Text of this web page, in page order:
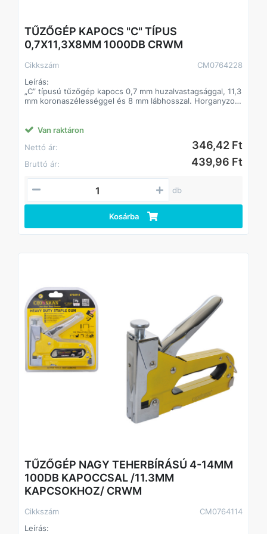
TŰZŐGÉP KAPOCS "C" TÍPUS
0,7X11,3X8MM 1000DB CRWM
Cikkszám
CM0764228
Leírás:
„C” típusú tűzőgép kapocs 0,7 mm huzalvastagsággal, 11,3
mm koronaszélességgel és 8 mm lábhosszal. Horganyzott
Alkalmazás:
- Fa és könnyű szerkezeti anyagok rögzítése
- Általános rögzítési munkák
Előnyök:
- 0,7 mm huzalvastagság
- 11,3 mm koronaszélesség
- Q195 acél alapanyag
Koronaszélesség: 11,3 mm
Lábhossz: 8 mm
Anyag: Q195 acél
Felületkezelés: Horganyzott
Kiszerelés: 1000 db
Kompatibilitás: Rapid 530/53, Arrow JT21
Van raktáron
Nettó ár:
346,42 Ft
Bruttó ár: 439,96 Ft
db
Kosárba
TŰZŐGÉP NAGY TEHERBÍRÁSÚ 4-14MM
100DB KAPOCCSAL /11.3MM
KAPCSOKHOZ/ CRWM
Cikkszám
CM0764114
Leírás: